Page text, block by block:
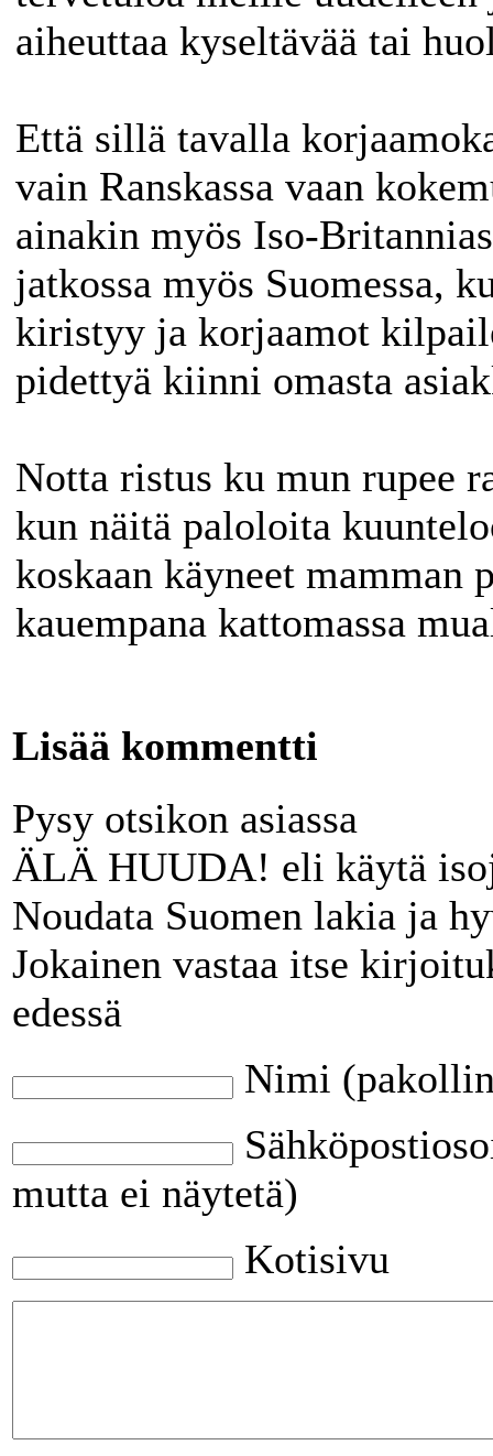
aiheuttaa kyseltävää tai
Että sillä tavalla
vain Ranskassa vaan
ainakin myös Iso-
jatkossa myös Suomessa,
kiristyy ja korjaamot
pidettyä kiinni omasta
Notta ristus ku mun rupee
kun näitä paloloita
koskaan käyneet mamman
kauempana kattomassa
Lisää kommentti
Pysy otsikon asiassa
ÄLÄ HUUDA! eli käytä
Noudata Suomen lakia ja
Jokainen vastaa itse
edessä
Nimi
mutta ei näytetä)
Kotisivu